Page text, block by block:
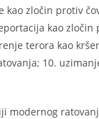
zločin protiv
kao zločin
terora kao
10.
modernog